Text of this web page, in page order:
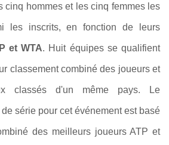
cinq hommes et les cinq femmes les
les inscrits, en fonction de leurs
et WTA. Huit équipes se qualifient
classement combiné des joueurs et
classés d'un même pays. Le
série pour cet événement est basé
des meilleurs joueurs ATP et